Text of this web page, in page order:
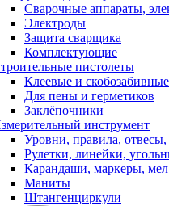
Сварочные аппараты,
Электроды
Защита сварщика
Комплектующие
пистолеты
Клеевые и
Для пены и герметиков
Заклёпочники
инструмент
Уровни, правила,
Рулетки, линейки,
Карандаши, маркеры, мел
Маниты
Штангенциркули